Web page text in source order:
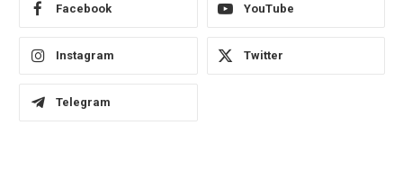
Facebook YouTube
Instagram Twitter
Telegram